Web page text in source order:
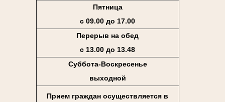
Пятница
с 09.00 до 17.00
Перерыв на обед
с 13.00 до 13.48
Суббота-Воскресенье
выходной
Прием граждан осуществляется в